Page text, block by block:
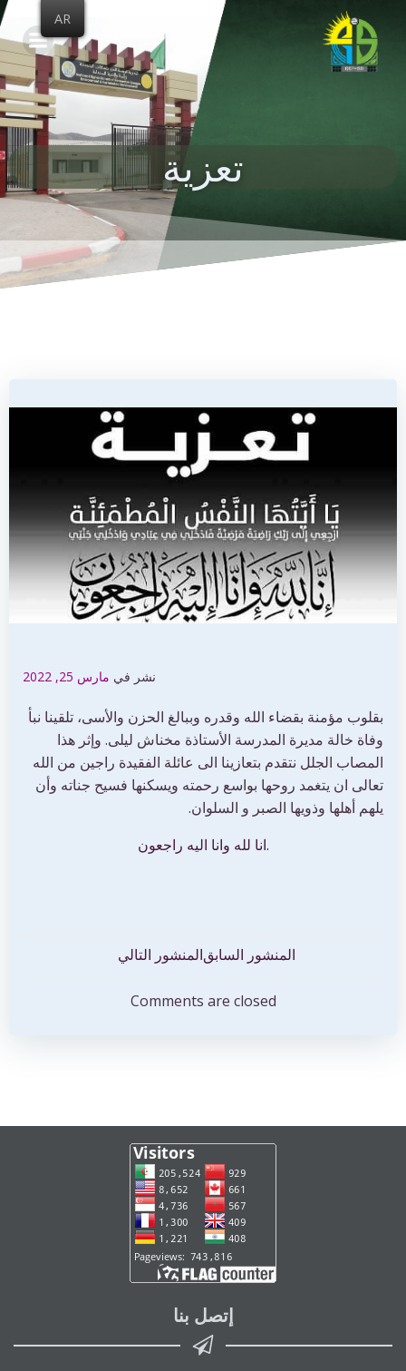
content
تعزية
نشر في مارس 25, 2022
بقلوب مؤمنة بقضاء الله وقدره وببالغ الحزن والأسى، تلقينا نبأ
وفاة خالة مديرة المدرسة الأستاذة مخناش ليلى. وإثر هذا
المصاب الجلل نتقدم بتعازينا الى عائلة الفقيدة راجين من الله
تعالى ان يتغمد روحها بواسع رحمته ويسكنها فسيح جناته وأن
يلهم أهلها وذويها الصبر و السلوان.
.انا لله وانا اليه راجعون
المقالات
المنشور السابقتصفّح
المقالات
المنشور التالي
Comments are closed
إتصل بنا
AR